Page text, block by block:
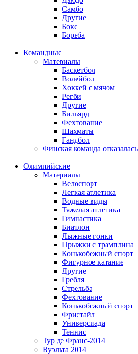
Самбо
Другие
Бокс
Борьба
Командные
Материалы
Баскетбол
Волейбол
Хоккей с мячом
Регби
Другие
Бильярд
Фехтование
Шахматы
Гандбол
Финская команда отказалась
Олимпийские
Материалы
Велоспорт
Легкая атлетика
Водные виды
Тяжелая атлетика
Гимнастика
Биатлон
Лыжные гонки
Прыжки с трамплина
Конькобежный спорт
Фигурное катание
Другие
Гребля
Стрельба
Фехтование
Конькобежный спорт
Фристайл
Универсиада
Теннис
Тур де Франс-2014
Вуэльта 2014